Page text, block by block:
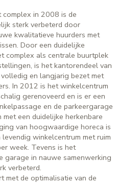
complex in 2008 is de
sterk verbeterd door
kwalitatieve huurders met
Door een duidelijke
complex als centrale buurtplek
is het kantorendeel van
en langjarig bezet met
In 2012 is het winkelcentrum
gerenoveerd en is er een
en de parkeergarage
met een duidelijke herkenbare
van hoogwaardige horeca is
winkelcentrum met ruim
week. Tevens is het
garage in nauwe samenwerking
verbeterd.
met de optimalisatie van de